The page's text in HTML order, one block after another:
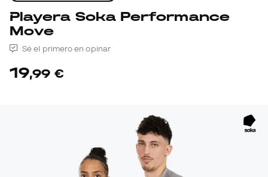
Playera Soka Performance
Move
Sé el primero en opinar
19,99 €